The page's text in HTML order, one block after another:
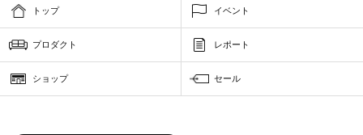
トップ イベント
プロダクト レポート
ショップ セール